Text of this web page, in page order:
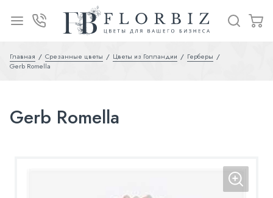
Главная Срезанные цветы Цветы из Голландии
Герберы
Gerb Romella
Gerb Romella